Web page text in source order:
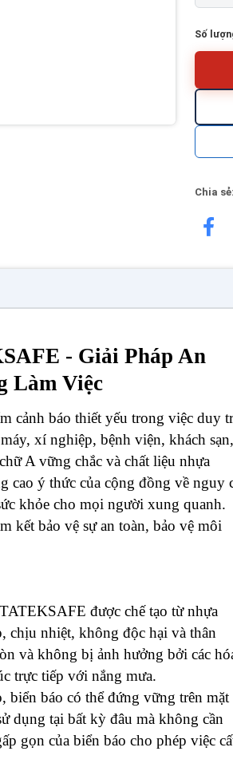
Số
Chia sẻ:
- Giải Pháp An
Làm Việc
cảnh báo thiết yếu trong việc duy
xí nghiệp, bệnh viện, khách sạn,
A vững chắc và chất liệu nhựa
cao ý thức của cộng đồng về nguy
khỏe cho mọi người xung quanh.
kết bảo vệ sự an toàn, bảo vệ môi
được chế tạo từ nhựa
chịu nhiệt, không độc hại và thân
và không bị ảnh hưởng bởi các
trực tiếp với nắng mưa.
biển báo có thể đứng vững trên mặt
dụng tại bất kỳ đâu mà không cần
gọn của biển báo cho phép việc